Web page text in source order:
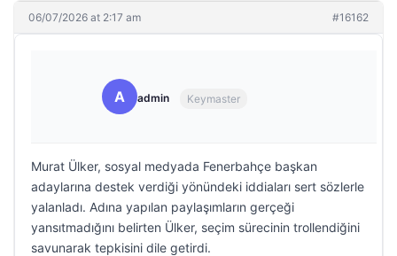
06/07/2026 at 2:17 am #16162
A admin Keymaster
Murat Ülker, sosyal medyada Fenerbahçe başkan
adaylarına destek verdiği yönündeki iddiaları sert sözlerle
yalanladı. Adına yapılan paylaşımların gerçeği
yansıtmadığını belirten Ülker, seçim sürecinin trollendiğini
savunarak tepkisini dile getirdi.